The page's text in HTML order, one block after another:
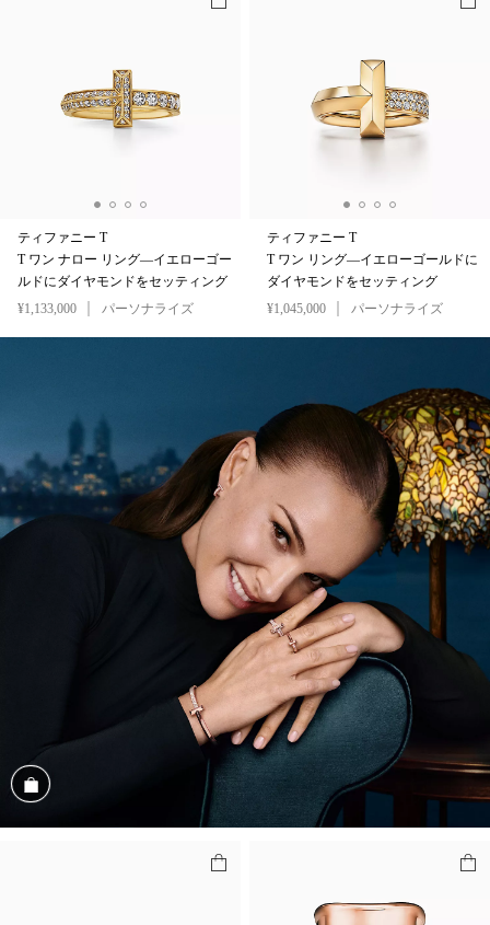
ティファニー T
T ワン ナロー リング—イエローゴー
ルドにダイヤモンドをセッティング
¥1,133,000
パーソナライズ
ティファニー T
T ワン リング—イエローゴールドに
ダイヤモンドをセッティング
¥1,045,000
パーソナライズ
商品を見る